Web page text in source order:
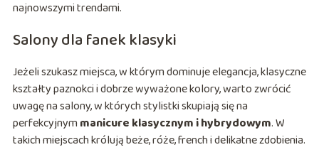
najnowszymi trendami.
Salony dla fanek klasyki
Jeżeli szukasz miejsca, w którym dominuje elegancja, klasyczne
kształty paznokci i dobrze wyważone kolory, warto zwrócić
uwagę na salony, w których stylistki skupiają się na
perfekcyjnymmanicure klasycznym i hybrydowym. W
takich miejscach królują beże, róże, french i delikatne zdobienia.